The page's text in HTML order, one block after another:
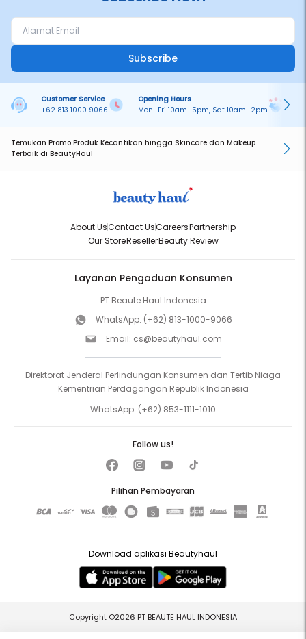
Subscribe
Customer Service
+62 813 1000 9066
Opening Hours
Mon–Fri 10am–5pm, Sat 10am–2pm
Temukan Promo Produk Kecantikan hingga Skincare dan Makeup
Terbaik di BeautyHaul
About UsContact UsCareersPartnership
Our StoreResellerBeauty Review
Layanan Pengaduan Konsumen
PT Beaute Haul Indonesia
WhatsApp: (+62) 813-1000-9066
Email: cs@beautyhaul.com
Direktorat Jenderal Perlindungan Konsumen dan Tertib Niaga
Kementrian Perdagangan Republik Indonesia
WhatsApp: (+62) 853-1111-1010
Pilihan Pembayaran
Follow us!
Download aplikasi Beautyhaul
Copyright ©2026 PT BEAUTE HAUL INDONESIA